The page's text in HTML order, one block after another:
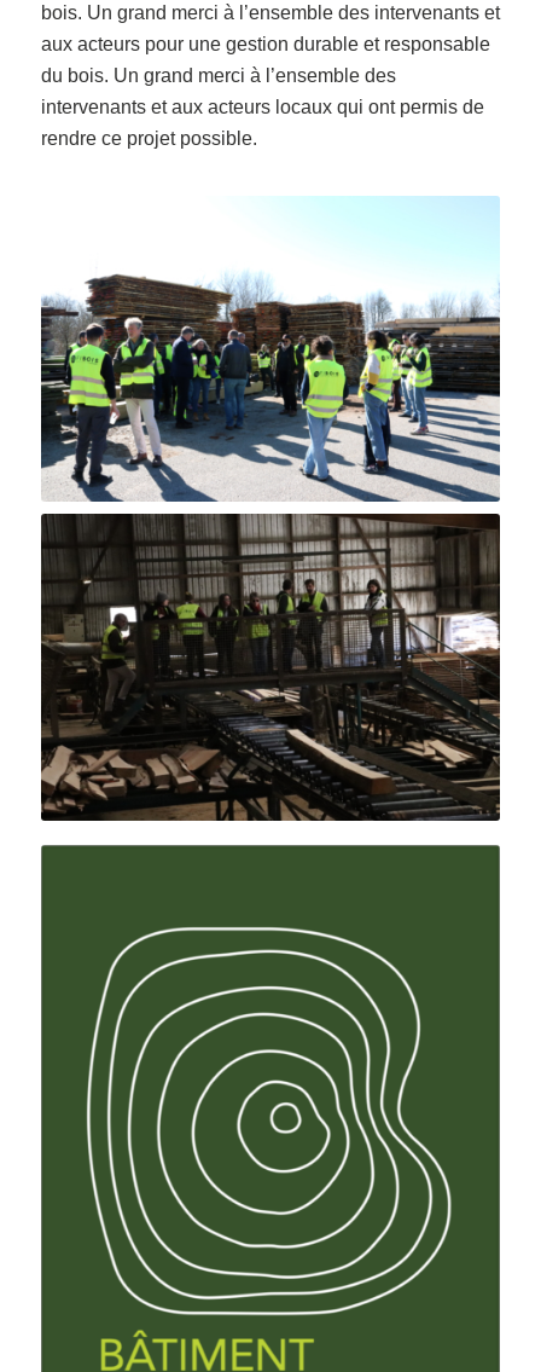
bois. Un grand merci à l’ensemble des intervenants et
aux acteurs pour une gestion durable et responsable
du bois. Un grand merci à l’ensemble des
intervenants et aux acteurs locaux qui ont permis de
rendre ce projet possible.